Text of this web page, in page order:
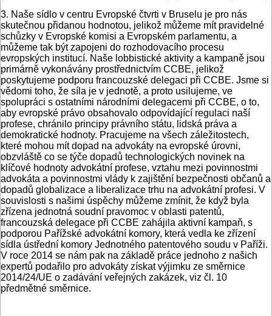
3. Naše sídlo v centru Evropské čtvrti v Bruselu je pro nás
skutečnou přidanou hodnotou, jelikož můžeme mít pravidelné
schůzky v Evropské komisi a Evropském parlamentu, a
můžeme tak být zapojeni do rozhodovacího procesu
evropských institucí. Naše lobbistické aktivity a kampaně jsou
primárně vykonávány prostřednictvím CCBE, jelikož
poskytujeme podporu francouzské delegaci při CCBE. Jsme si
vědomi toho, že síla je v jednotě, a proto usilujeme, ve
spolupráci s ostatními národními delegacemi při CCBE, o to,
aby evropské právo obsahovalo odpovídající regulaci naší
profese, chránilo principy právního státu, lidská práva a
demokratické hodnoty. Pracujeme na všech záležitostech,
které mohou mít dopad na advokáty na evropské úrovni,
obzvláště co se týče dopadů technologických novinek na
klíčové hodnoty advokátní profese, vztahu mezi povinnostmi
advokáta a povinnostmi vlády k zajištění bezpečnosti občanů a
dopadů globalizace a liberalizace trhu na advokátní profesi. V
souvislosti s našimi úspěchy můžeme zmínit, že když byla
zřízena jednotná soudní pravomoc v oblasti patentů,
francouzská delegace při CCBE zahájila aktivní kampaň, s
podporou Pařížské advokátní komory, která vedla ke zřízení
sídla ústřední komory Jednotného patentového soudu v Paříži.
V roce 2014 se nám pak na základě práce jednoho z našich
expertů podařilo pro advokáty získat výjimku ze směrnice
2014/24/UE o zadávání veřejných zakázek, viz čl. 10
předmětné směrnice.